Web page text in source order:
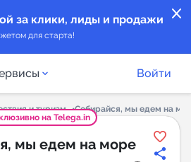
close
за клики, лиды и продажи
для старта!
Войти
и туризм
Собирайся, мы едем на
на Telega.in
мы едем на море